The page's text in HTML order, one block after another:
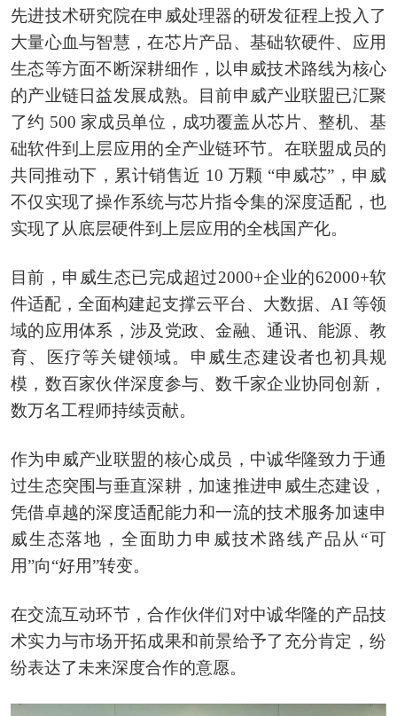
先进技术研究院在申威处理器的研发征程上投入了
大量心血与智慧，在芯片产品、基础软硬件、应用
生态等方面不断深耕细作，以申威技术路线为核心
的产业链日益发展成熟。目前申威产业联盟已汇聚
了约 500 家成员单位，成功覆盖从芯片、整机、基
础软件到上层应用的全产业链环节。在联盟成员的
共同推动下，累计销售近 10 万颗 “申威芯”，申威
不仅实现了操作系统与芯片指令集的深度适配，也
实现了从底层硬件到上层应用的全栈国产化。
目前，申威生态已完成超过2000+企业的62000+软
件适配，全面构建起支撑云平台、大数据、AI 等领
域的应用体系，涉及党政、金融、通讯、能源、教
育、医疗等关键领域。申威生态建设者也初具规
模，数百家伙伴深度参与、数千家企业协同创新，
数万名工程师持续贡献。
作为申威产业联盟的核心成员，中诚华隆致力于通
过生态突围与垂直深耕，加速推进申威生态建设，
凭借卓越的深度适配能力和一流的技术服务加速申
威生态落地，全面助力申威技术路线产品从“可
用”向“好用”转变。
在交流互动环节，合作伙伴们对中诚华隆的产品技
术实力与市场开拓成果和前景给予了充分肯定，纷
纷表达了未来深度合作的意愿。